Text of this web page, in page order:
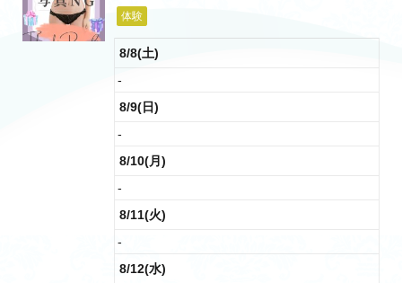
体験
8/8(土)
-
8/9(日)
-
8/10(月)
-
8/11(火)
-
8/12(水)